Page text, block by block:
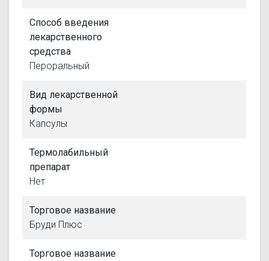
Способ введения
лекарственного
средства
Пероральный
Вид лекарственной
формы
Капсулы
Термолабильный
препарат
Нет
Торговое название
Бруди Плюс
Торговое название